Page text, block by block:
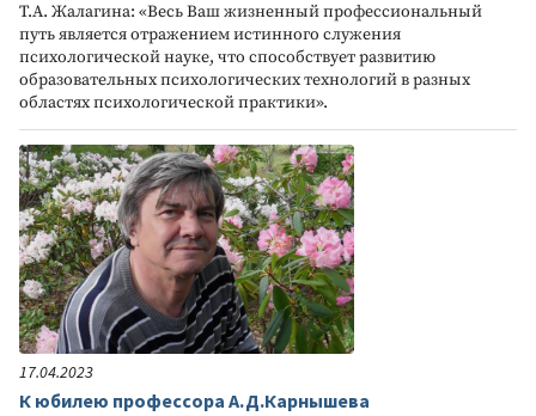
Т.А. Жалагина: «Весь Ваш жизненный профессиональный
путь является отражением истинного служения
психологической науке, что способствует развитию
образовательных психологических технологий в разных
областях психологической практики».
17.04.2023
К юбилею профессора А.Д.Карнышева